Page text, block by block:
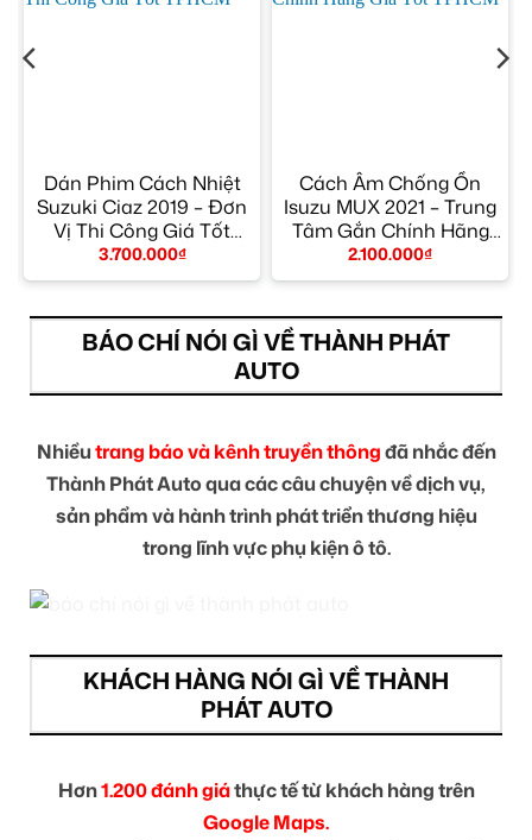
Dán Phim Cách Nhiệt
Suzuki Ciaz 2019 – Đơn
Vị Thi Công Giá Tốt
TPHCM
3.700.000₫
Cách Âm Chống Ồn
Isuzu MUX 2021 – Trung
Tâm Gắn Chính Hãng
Giá Tốt TPHCM
2.100.000₫
BÁO CHÍ NÓI GÌ VỀ THÀNH PHÁT
AUTO
Nhiềutrang báo và kênh truyền thôngđã nhắc đến
Thành Phát Auto qua các câu chuyện về dịch vụ,
sản phẩm và hành trình phát triển thương hiệu
trong lĩnh vực phụ kiện ô tô.
KHÁCH HÀNG NÓI GÌ VỀ THÀNH
PHÁT AUTO
Hơn1.200 đánh giáthực tế từ khách hàng trên
Google Maps.